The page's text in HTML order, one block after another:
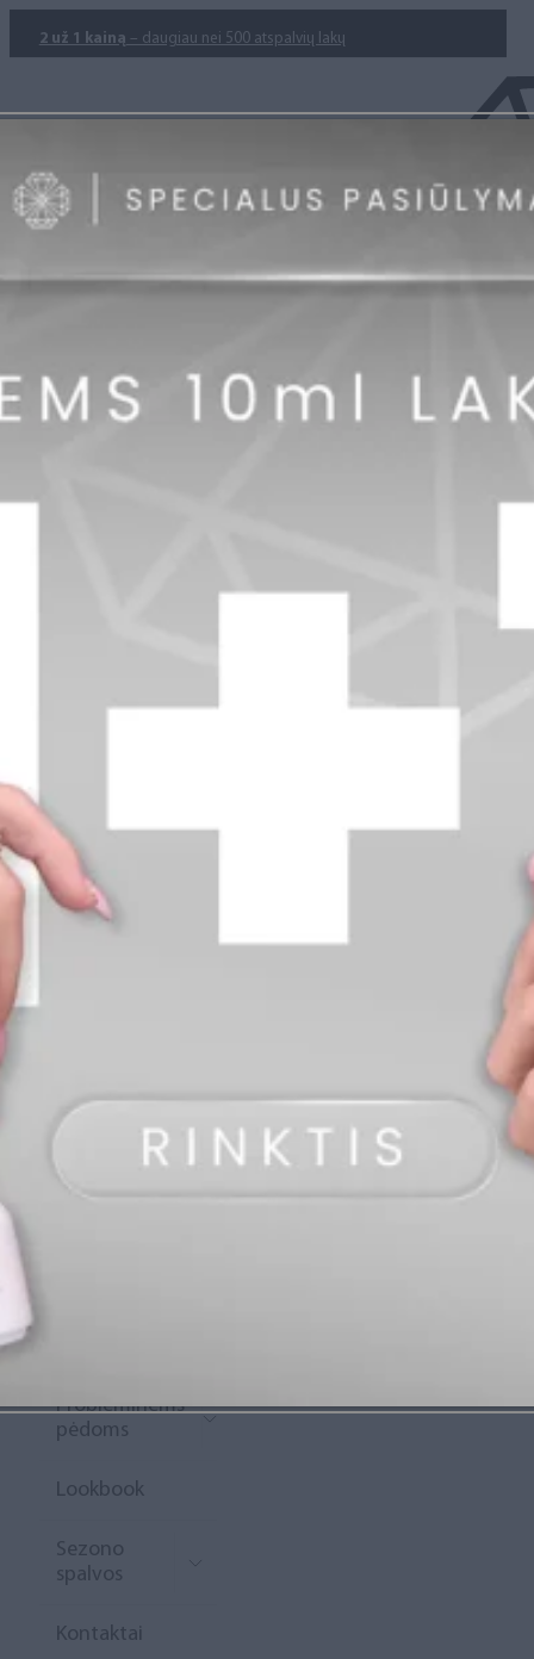
2 už 1 kainą – daugiau nei 500 atspalvių lakų
info@diamondline.lt
Prisijungti
Rewards“
Probleminėms
pėdoms
Lookbook
Sezono
spalvos
Kontaktai